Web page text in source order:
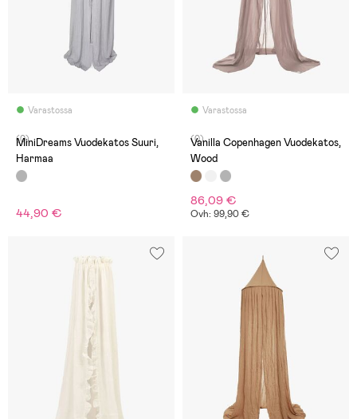
Varastossa
(0)
MiniDreams Vuodekatos Suuri,
Harmaa
44,90 €
Varastossa
(0)
Vanilla Copenhagen Vuodekatos,
Wood
86,09 €
Ovh: 99,90 €